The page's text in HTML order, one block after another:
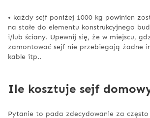
• każdy sejf poniżej 1000 kg powinien
na stałe do elementu konstrukcyjnego
i/lub ściany. Upewnij się, że w miejscu,
zamontować sejf nie przebiegają żadne
kable itp..
Ile kosztuje sejf
Pytanie to pada zdecydowanie za